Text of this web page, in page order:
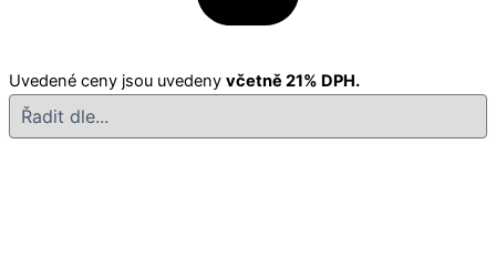
Uvedené ceny jsou uvedeny včetně 21% DPH.